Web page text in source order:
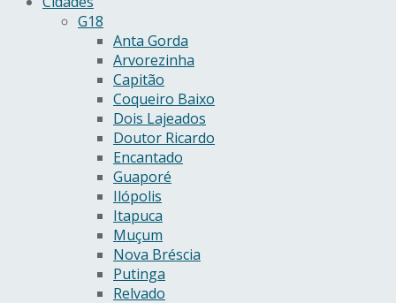
G18
Anta Gorda
Arvorezinha
Capitão
Coqueiro Baixo
Dois Lajeados
Doutor Ricardo
Encantado
Guaporé
Ilópolis
Itapuca
Muçum
Nova Bréscia
Putinga
Relvado